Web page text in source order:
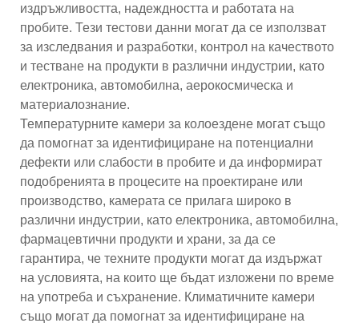
издръжливостта, надеждността и работата на
пробите. Тези тестови данни могат да се използват
за изследвания и разработки, контрол на качеството
и тестване на продукти в различни индустрии, като
електроника, автомобилна, аерокосмическа и
материалознание.
Температурните камери за колоездене могат също
да помогнат за идентифициране на потенциални
дефекти или слабости в пробите и да информират
подобренията в процесите на проектиране или
производство, камерата се прилага широко в
различни индустрии, като електроника, автомобилна,
фармацевтични продукти и храни, за да се
гарантира, че техните продукти могат да издържат
на условията, на които ще бъдат изложени по време
на употреба и съхранение. Климатичните камери
също могат да помогнат за идентифициране на